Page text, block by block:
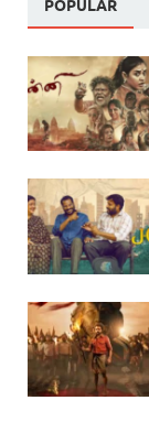
POPULAR